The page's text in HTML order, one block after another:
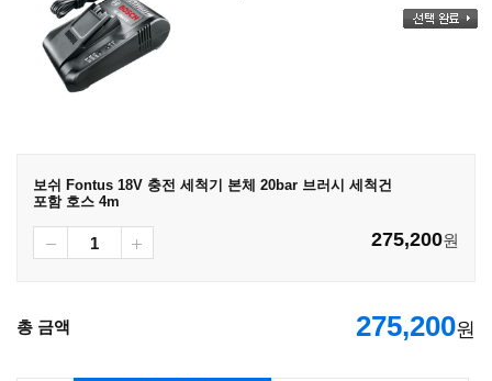
보쉬 Fontus 18V 충전 세척기 본체 20bar 브러시 세척건
포함 호스 4m
275,200원
총 금액 275,200원